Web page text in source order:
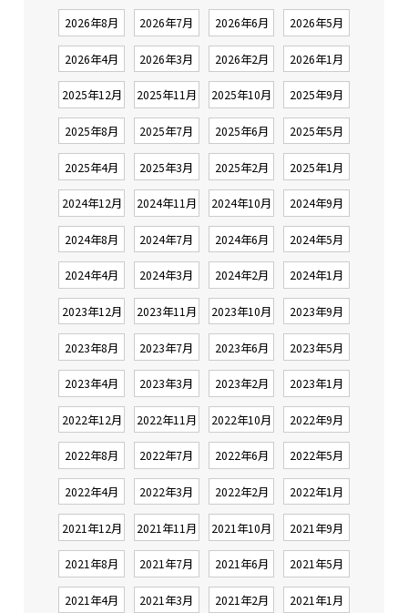
2026年8月 2026年7月 2026年6月 2026年5月
2026年4月 2026年3月 2026年2月 2026年1月
2025年12月 2025年11月 2025年10月 2025年9月
2025年8月 2025年7月 2025年6月 2025年5月
2025年4月 2025年3月 2025年2月 2025年1月
2024年12月 2024年11月 2024年10月 2024年9月
2024年8月 2024年7月 2024年6月 2024年5月
2024年4月 2024年3月 2024年2月 2024年1月
2023年12月 2023年11月 2023年10月 2023年9月
2023年8月 2023年7月 2023年6月 2023年5月
2023年4月 2023年3月 2023年2月 2023年1月
2022年12月 2022年11月 2022年10月 2022年9月
2022年8月 2022年7月 2022年6月 2022年5月
2022年4月 2022年3月 2022年2月 2022年1月
2021年12月 2021年11月 2021年10月 2021年9月
2021年8月 2021年7月 2021年6月 2021年5月
2021年4月 2021年3月 2021年2月 2021年1月